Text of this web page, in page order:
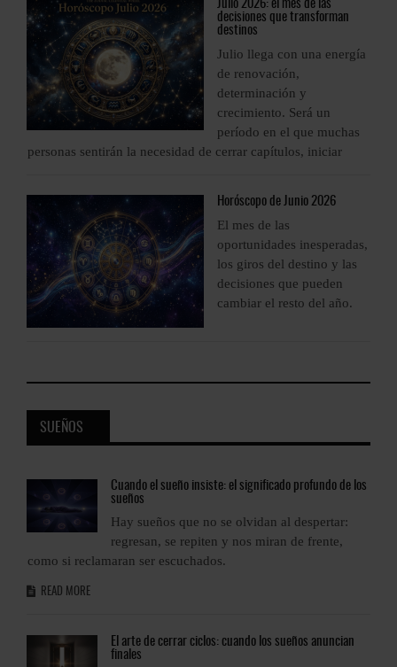
Julio 2026: el mes de las
decisiones que transforman
destinos
Julio llega con una energía
de renovación,
determinación y
crecimiento. Será un
período en el que muchas
personas sentirán la necesidad de cerrar capítulos, iniciar
Horóscopo de Junio 2026
El mes de las
oportunidades inesperadas,
los giros del destino y las
decisiones que pueden
cambiar el resto del año.
SUEÑOS
Cuando el sueño insiste: el significado profundo de los
sueños
Hay sueños que no se olvidan al despertar:
regresan, se repiten y nos miran de frente,
como si reclamaran ser escuchados.
READ MORE
El arte de cerrar ciclos: cuando los sueños anuncian
finales